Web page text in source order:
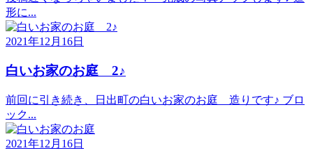
形に...
2021年12月16日
白いお家のお庭 2♪
前回に引き続き、日出町の白いお家のお庭 造りです♪ ブロ
ック...
2021年12月16日